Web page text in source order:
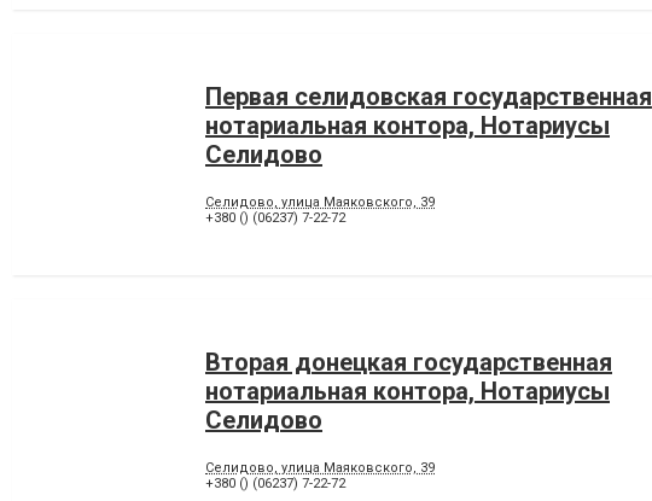
Первая селидовская государственная
нотариальная контора, Нотариусы
Селидово
Селидово, улица Маяковского, 39
+380 () (06237) 7-22-72
Вторая донецкая государственная
нотариальная контора, Нотариусы
Селидово
Селидово, улица Маяковского, 39
+380 () (06237) 7-22-72